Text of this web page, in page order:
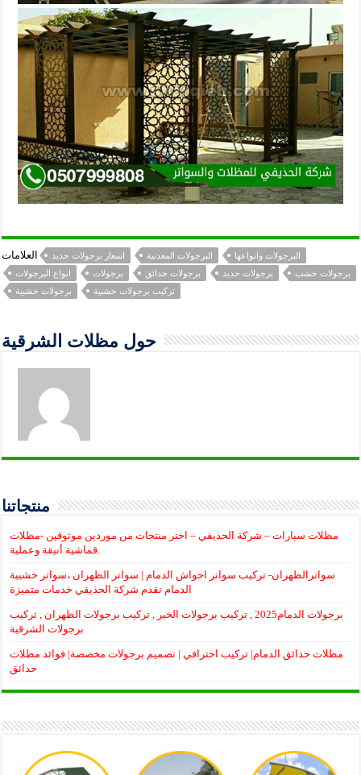
العلامات اسعار برجولات حديد البرجولات المعدنية
البرجولات وانواعها
انواع البرجولات
برجولات برجولات حدائق برجولات حديد
برجولات خشب
برجولات خشبية
تركيب برجولات خشبية
حول مظلات الشرقية
منتجاتنا
مظلات سيارات – شركة الحذيفي – اختر منتجات من موردين موثوقين -مظلات
قماشية أنيقة وعملية.
سواترالظهران- تركيب سواتر احواش الدمام | سواتر الظهران ،سواتر خشبية
الدمام تقدم شركة الحذيفي خدمات متميزة
برجولات الدمام2025 , تركيب برجولات الخبر , تركيب برجولات الظهران , تركيب
برجولات الشرقية
مظلات حدائق الدمام| تركيب احترافي | تصميم برجولات مخصصة| فوائد مظلات
حدائق